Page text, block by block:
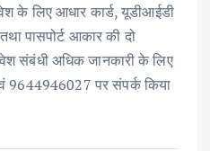
के लिए आधार कार्ड, यूडीआईडी
पासपोर्ट आकार की दो
संबंधी अधिक जानकारी के लिए
9644946027 पर संपर्क किया